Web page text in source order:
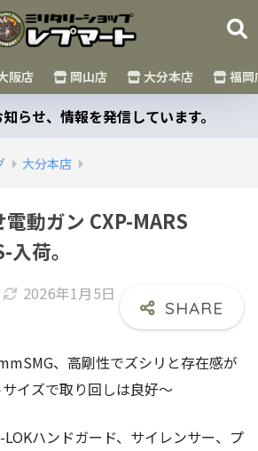
阪店 岡山店 大分本店 福岡
らせ、情報を発信しています。
大分本店
動ガン CXP-MARS
入荷。
2026年1月5日
、高剛性でズシリと存在感が
イズで取り回しは良好～
ハンドガード、サイレンサー、プ